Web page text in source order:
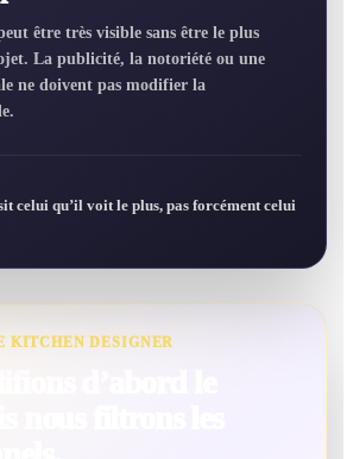
être très visible sans être le plus
La publicité, la notoriété ou une
ne doivent pas modifier la
celui qu’il voit le plus, pas forcément celui
KITCHEN DESIGNER